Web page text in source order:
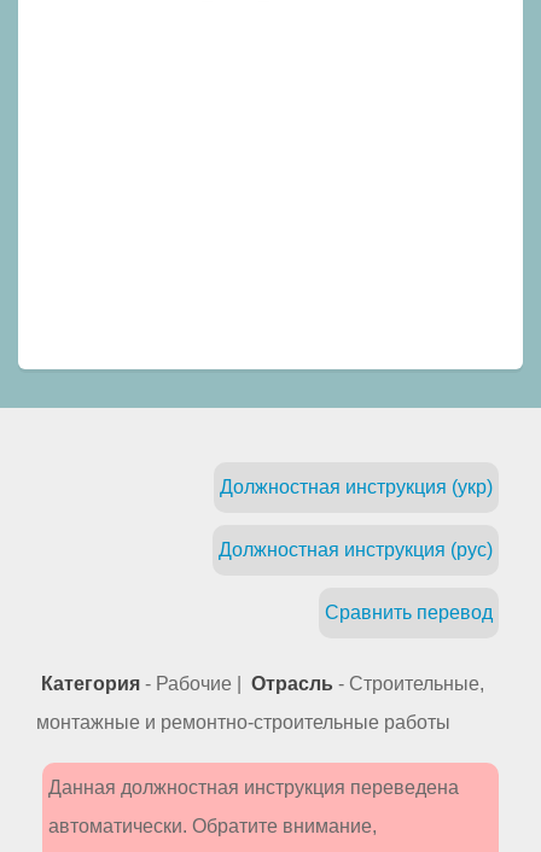
Должностная инструкция (укр)
Должностная инструкция (рус)
Сравнить перевод
Категория - Рабочие | Отрасль - Строительные,
монтажные и ремонтно-строительные работы
Данная должностная инструкция переведена
автоматически. Обратите внимание,